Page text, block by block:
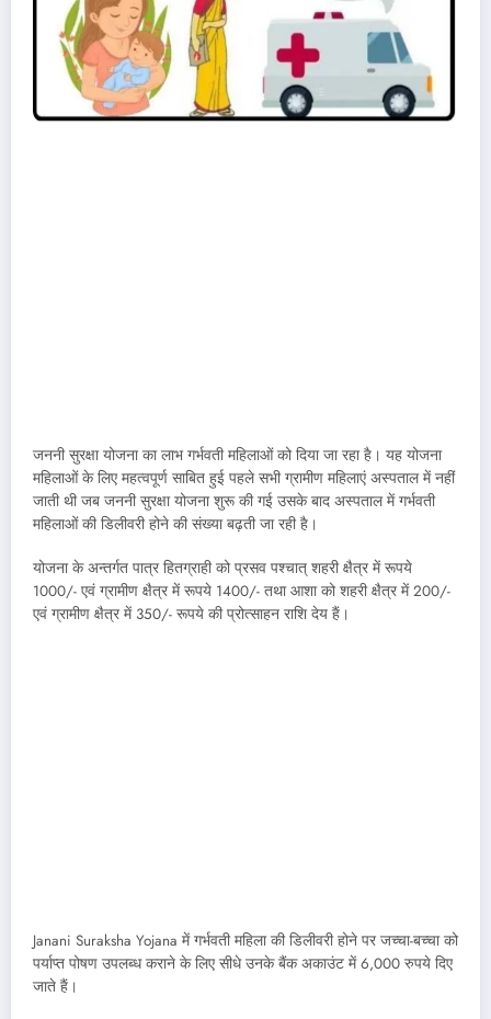
जननी सुरक्षा योजना का लाभ गर्भवती महिलाओं को दिया जा रहा है। यह योजना
महिलाओं के लिए महत्वपूर्ण साबित हुई पहले सभी ग्रामीण महिलाएं अस्पताल में नहीं
जाती थी जब जननी सुरक्षा योजना शुरू की गई उसके बाद अस्पताल में गर्भवती
महिलाओं की डिलीवरी होने की संख्या बढ़ती जा रही है।
योजना के अन्तर्गत पात्र हितग्राही को प्रसव पश्चात् शहरी क्षैत्र में रूपये
1000/- एवं ग्रामीण क्षैत्र में रूपये 1400/- तथा आशा को शहरी क्षैत्र में 200/-
एवं ग्रामीण क्षैत्र में 350/- रूपये की प्रोत्साहन राशि देय हैं।
Janani Suraksha Yojana में गर्भवती महिला की डिलीवरी होने पर जच्चा-बच्चा को
पर्याप्त पोषण उपलब्ध कराने के लिए सीधे उनके बैंक अकाउंट में 6,000 रुपये दिए
जाते हैं।